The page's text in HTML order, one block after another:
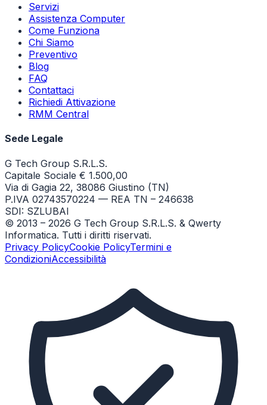
Servizi
Assistenza Computer
Come Funziona
Chi Siamo
Preventivo
Blog
FAQ
Contattaci
Richiedi Attivazione
RMM Central
Sede Legale
G Tech Group S.R.L.S.
Capitale Sociale € 1.500,00
Via di Gagia 22, 38086 Giustino (TN)
P.IVA 02743570224 — REA TN – 246638
SDI: SZLUBAI
© 2013 – 2026 G Tech Group S.R.L.S. & Qwerty
Informatica. Tutti i diritti riservati.
Privacy PolicyCookie PolicyTermini e
CondizioniAccessibilità